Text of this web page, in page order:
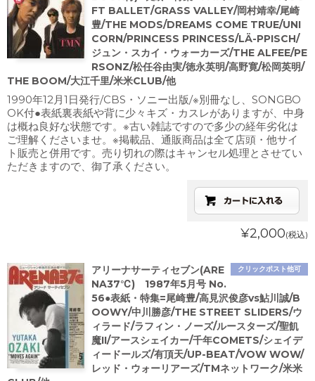
FT BALLET/GRASS VALLEY/岡村靖幸/尾崎
豊/THE MODS/DREAMS COME TRUE/UNI
CORN/PRINCESS PRINCESS/LÄ-PPISCH/
ジュン・スカイ・ウォーカーズ/THE ALFEE/PE
RSONZ/松任谷由実/徳永英明/高野寛/松岡英明/
THE BOOM/大江千里/米米CLUB/他
1990年12月1日発行/CBS・ソニー出版/※別冊なし、SONGBO
OK付●表紙裏表紙や背に少々キズ・カスレがありますが、中身
は概ね良好な状態です。※古い雑誌ですので多少の経年劣化は
ご理解くださいませ。※掲載品、通販商品は全て店頭・他サイ
ト販売と併用です。売り切れの際はキャンセル処理とさせてい
ただきますので、御了承ください。
¥2,000(税込)
クリックポスト他可
アリーナサーティセブン(ARE
NA37℃) 1987年5月号 No.
56●表紙・特集=尾崎豊/高見沢俊彦vs鮎川誠/B
OOWY/中川勝彦/THE STREET SLIDERS/ウ
ィラード/ラフィン・ノーズ/ルースターズ/聖飢
魔II/アースシェイカー/千年COMETS/シェイデ
ィードールズ/有頂天/UP-BEAT/VOW WOW/
レッド・ウォーリアーズ/TMネットワーク/米米